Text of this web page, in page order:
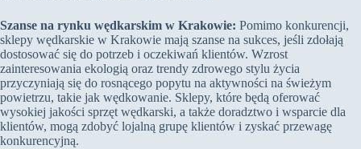
Szanse na rynku wędkarskim w Krakowie: Pomimo konkurencji,
sklepy wędkarskie w Krakowie mają szanse na sukces, jeśli zdołają
dostosować się do potrzeb i oczekiwań klientów. Wzrost
zainteresowania ekologią oraz trendy zdrowego stylu życia
przyczyniają się do rosnącego popytu na aktywności na świeżym
powietrzu, takie jak wędkowanie. Sklepy, które będą oferować
wysokiej jakości sprzęt wędkarski, a także doradztwo i wsparcie dla
klientów, mogą zdobyć lojalną grupę klientów i zyskać przewagę
konkurencyjną.